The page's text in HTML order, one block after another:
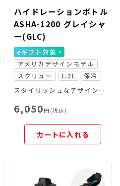
ハイドレーションボトル
ASHA-1200 グレイシャ
ー(GLC)
eギフト対象
アメリカデザインモデル
スクリュー
1.2L
保冷
スタイリッシュなデザインの大容量ボトル
6,050円(税込)
カートに入れる